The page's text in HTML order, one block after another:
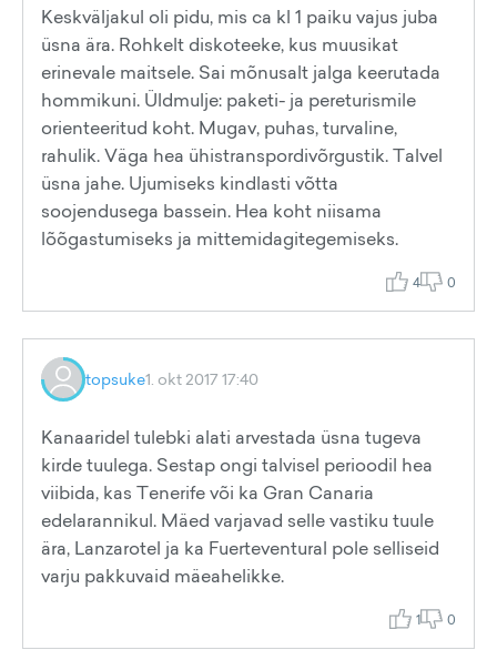
Keskväljakul oli pidu, mis ca kl 1 paiku vajus juba
üsna ära. Rohkelt diskoteeke, kus muusikat
erinevale maitsele. Sai mõnusalt jalga keerutada
hommikuni. Üldmulje: paketi- ja pereturismile
orienteeritud koht. Mugav, puhas, turvaline,
rahulik. Väga hea ühistranspordivõrgustik. Talvel
üsna jahe. Ujumiseks kindlasti võtta
soojendusega bassein. Hea koht niisama
lõõgastumiseks ja mittemidagitegemiseks.
4 0
topsuke1. okt 2017 17:40
Kanaaridel tulebki alati arvestada üsna tugeva
kirde tuulega. Sestap ongi talvisel perioodil hea
viibida, kas Tenerife või ka Gran Canaria
edelarannikul. Mäed varjavad selle vastiku tuule
ära, Lanzarotel ja ka Fuerteventural pole selliseid
varju pakkuvaid mäeahelikke.
1 0